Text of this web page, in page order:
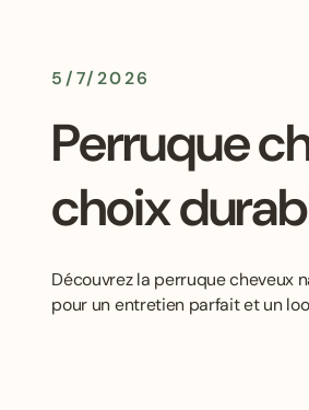
5/7/2026
Perruque
choix
Découvrez la perruque cheveux
pour un entretien parfait et un